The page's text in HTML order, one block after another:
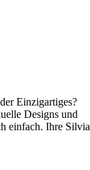
Einzigartiges?
Designs und
einfach. Ihre Silvia